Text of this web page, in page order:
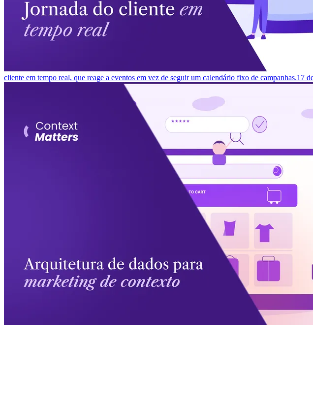
cliente em tempo real, que reage a eventos em vez de seguir um calendário fixo de campanhas.17